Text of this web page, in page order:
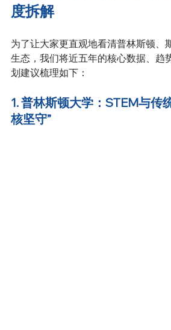
度拆解
为了让大家更直观地看清普林斯顿、
生态，我们将近五年的核心数据、趋
划建议梳理如下：
1. 普林斯顿大学：STEM与传
核坚守”